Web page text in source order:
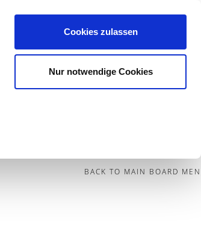
Cookies zulassen
Nur notwendige Cookies
Contact
BACK TO MAIN BOARD MEN